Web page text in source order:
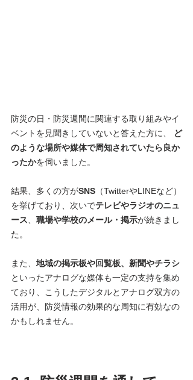
防災の日・防災週間に関連する取り組みやイ
ベントを見聞きしていないと答えた方に、
ど
のような場所や媒体で周知されていたら良か
ったかを伺いました。
結果、多くの方がSNS （TwitterやLINEなど）
を挙げており、次いでテレビやラジオのニュ
ース、 職場や学校のメール・掲示が続きまし
た。
また、 地域の掲示板や回覧板、新聞やチラシ
といったアナログな媒体も一定の支持を集め
ており、こうしたデジタルとアナログ双方の
活用が、防災情報の効果的な周知に有効なの
かもしれません。